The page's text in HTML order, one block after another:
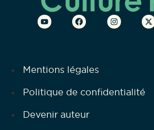
Mentions légales
Politique de confidentialité
Devenir auteur